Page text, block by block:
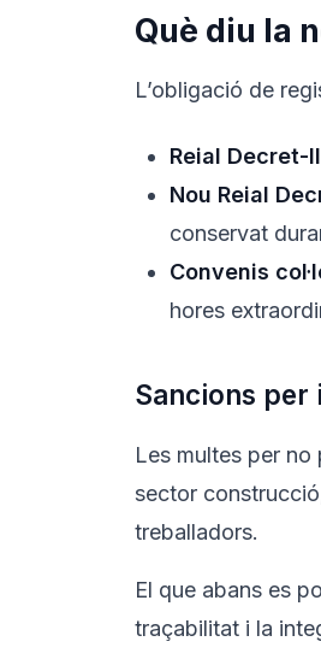
Què diu la
L’obligació de
Reial Decret-
Nou Reial
conservat
Convenis
hores
Sancions
Les multes per
sector
treballadors.
El que abans es
traçabilitat i la